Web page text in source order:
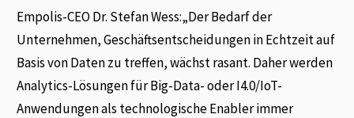
Empolis-CEO Dr. Stefan Wess:„Der Bedarf der
Unternehmen, Geschäftsentscheidungen in Echtzeit auf
Basis von Daten zu treffen, wächst rasant. Daher werden
Analytics-Lösungen für Big-Data- oder I4.0/IoT-
Anwendungen als technologische Enabler immer